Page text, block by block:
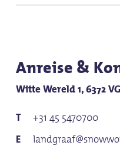
Anreise &
Witte Wereld 1, 6372
+31 45 5470700